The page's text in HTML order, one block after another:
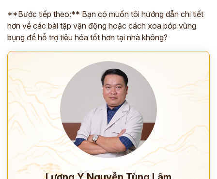
**Bước tiếp theo:** Bạn có muốn tôi hướng dẫn chi tiết
hơn về các bài tập vận động hoặc cách xoa bóp vùng
bụng để hỗ trợ tiêu hóa tốt hơn tại nhà không?